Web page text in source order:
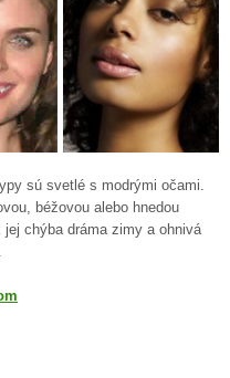
sú svetlé s modrými očami.
béžovou alebo hnedou
chýba dráma zimy a ohnivá